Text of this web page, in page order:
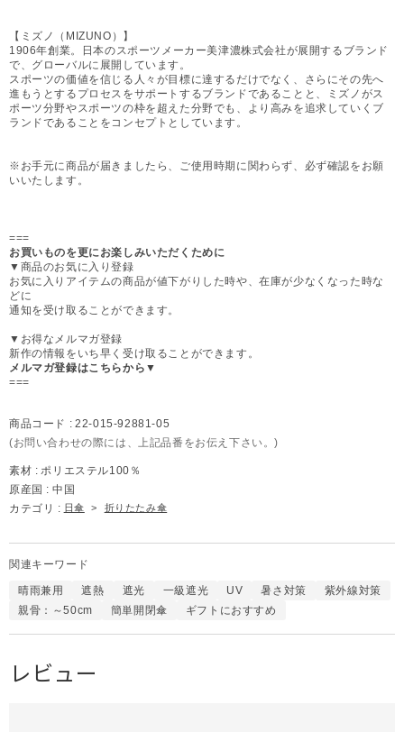
【ミズノ（MIZUNO）】
1906年創業。日本のスポーツメーカー美津濃株式会社が展開するブランド
で、グローバルに展開しています。
スポーツの価値を信じる人々が目標に達するだけでなく、さらにその先へ
進もうとするプロセスをサポートするブランドであることと、ミズノがス
ポーツ分野やスポーツの枠を超えた分野でも、より高みを追求していくブ
ランドであることをコンセプトとしています。
※お手元に商品が届きましたら、ご使用時期に関わらず、必ず確認をお願
いいたします。
===
お買いものを更にお楽しみいただくために
▼商品のお気に入り登録
お気に入りアイテムの商品が値下がりした時や、在庫が少なくなった時な
どに
通知を受け取ることができます。
▼お得なメルマガ登録
新作の情報をいち早く受け取ることができます。
メルマガ登録はこちらから▼
===
商品コード : 22-015-92881-05
(お問い合わせの際には、上記品番をお伝え下さい。)
素材 : ポリエステル100％
原産国 : 中国
カテゴリ : 日傘 > 折りたたみ傘
関連キーワード
晴雨兼用 遮熱 遮光 一級遮光 UV 暑さ対策
紫外線対策
親骨：～50cm
簡単開閉傘 ギフトにおすすめ
レビュー